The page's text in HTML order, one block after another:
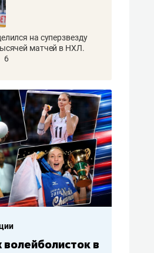
на суперзвезду
матчей в НХЛ.
6
КХЛ: СКА